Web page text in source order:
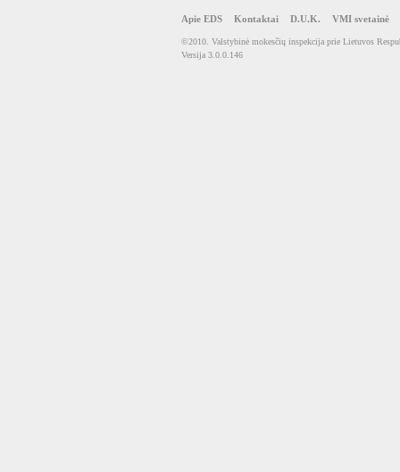
Apie EDS Kontaktai D.U.K. VMI svetainė
©2010. Valstybinė mokesčių inspekcija prie Lietuvos
Versija 3.0.0.146